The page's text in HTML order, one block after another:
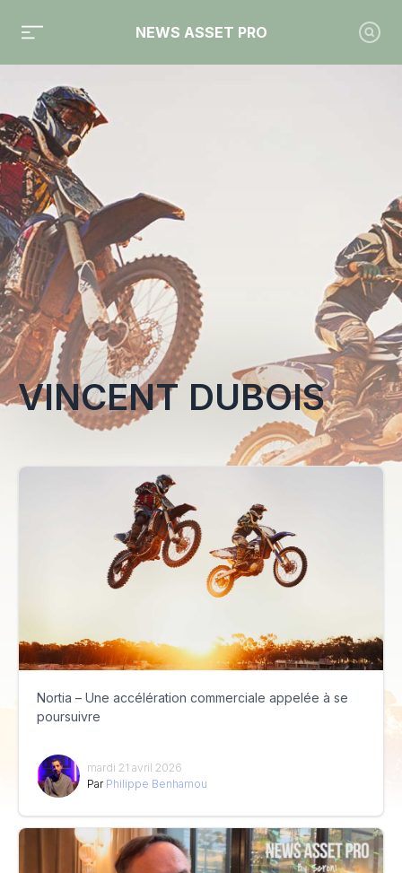
NEWS ASSET PRO
Toute l'actualité sur le tag "Vincent Dubois"
VINCENT DUBOIS
Nortia – Une accélération commerciale appelée à se
poursuivre
mardi 21 avril 2026
Par Philippe Benhamou